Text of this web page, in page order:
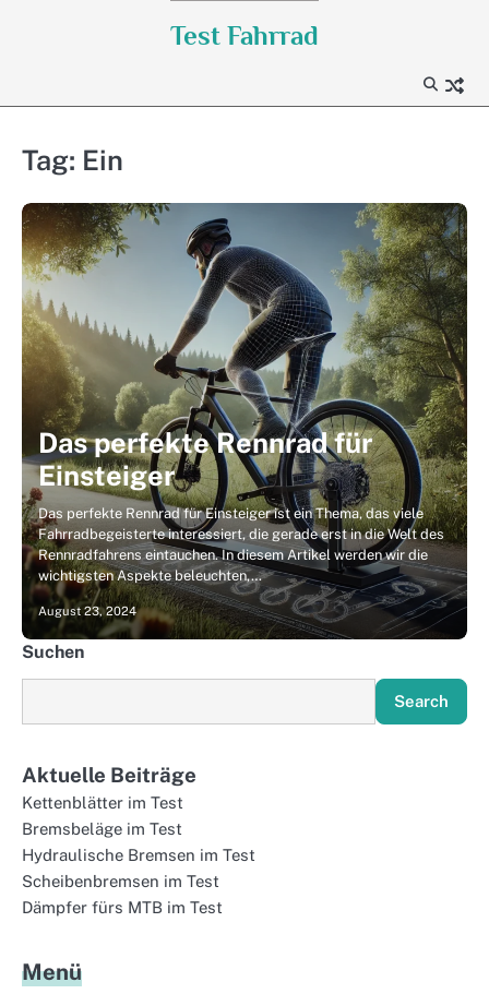
Test Fahrrad
Tag: Ein
Das perfekte Rennrad für
Einsteiger
Das perfekte Rennrad für Einsteiger ist ein Thema, das viele
Fahrradbegeisterte interessiert, die gerade erst in die Welt des
Rennradfahrens eintauchen. In diesem Artikel werden wir die
wichtigsten Aspekte beleuchten,…
August 23, 2024
Suchen
Search
Aktuelle Beiträge
Kettenblätter im Test
Bremsbeläge im Test
Hydraulische Bremsen im Test
Scheibenbremsen im Test
Dämpfer fürs MTB im Test
Menü